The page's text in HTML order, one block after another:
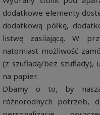
dodatkowe elementy
dodatkową półkę,
listwę zasilającą. W
natomiast możliwość
(z szufladą/bez szuflady),
na papier.
Dbamy o to, by
różnorodnych potrzeb,